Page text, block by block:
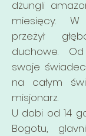
dżungli
miesięcy.
przeżył
duchowe.
swoje
na całym
misjonarz.
U dobi od 14
Bogotu,